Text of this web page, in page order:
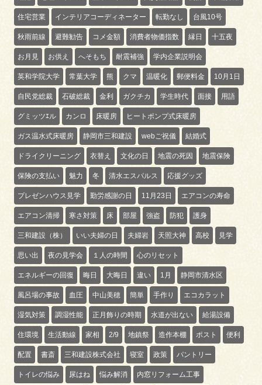
住宅営業 インテリアコーディネーター 転勤なし 台風10号
秋雨前線 避難勧告 コメ金額 消費者物価指数 縁日 十五夜
お月見 お供え へそもち 耐震補強 学内企業説明会
英和学院大学 常葉大学 熊 クマ 温暖化 郵便料金 10月1日
自民党総裁 石破総裁 金利 ガクチカ 学生時代 面接 用語
グミッツｴル カンロ 床暖房 ヒートポンプ式床暖房
ガス温水式床暖房 静岡市三和建設 webご祝儀 結婚式
ドライクリーニング 衣替え 文化の日 地震の死因 地震保険
保険の支払い 魅力 冬 清水エスパルス 応援グッズ
プレゼンハウス見学 勤労感謝の日 11月23日 エアコンの寿命
エアコン清掃 寒さ対策 床 部屋 強盗 防犯 護身
三和建設（株） いい夫婦の日 夫婦岩 天照大神 高校 見学
思い出 夜の見学会 １人の時間 心のリセット
エネルギーの回復 晦日 大晦日 違い 1月 静岡市清水区
風呂場の事故 血圧 中山美穂 簡単 手作り エコカラット
湿気対策 調湿性能 正月飾りの時期 水道が出ない 給湯設備
住環境 生活動線 家相 2/9 地鎮祭 造作本棚 ポスト 便利
配置 書斎 三和建設株式会社 寝室 政策 パントリー
トイレの悩み 尿はね 悩み解消 内窓リフォーム工事